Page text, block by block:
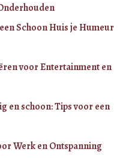
Schoon Huis je Humeur
voor Entertainment en
en schoon: Tips voor een
Werk en Ontspanning